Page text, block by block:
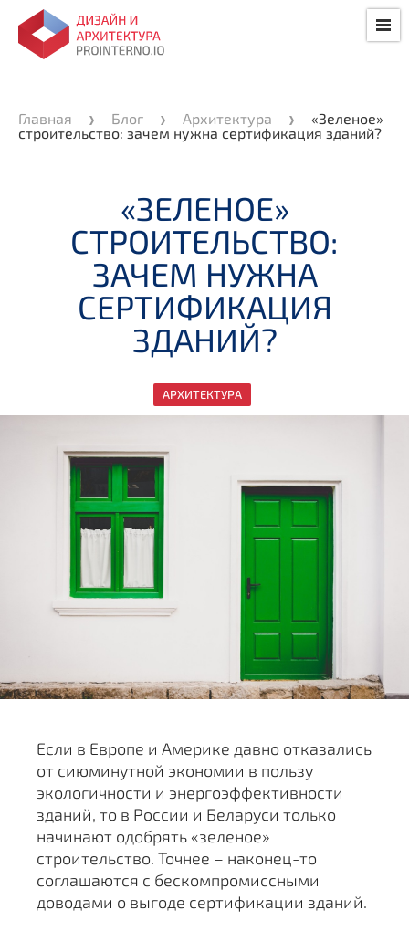
Главная Блог Архитектура
«Зеленое»
строительство: зачем нужна сертификация зданий?
«ЗЕЛЕНОЕ»
СТРОИТЕЛЬСТВО:
ЗАЧЕМ НУЖНА
СЕРТИФИКАЦИЯ
ЗДАНИЙ?
АРХИТЕКТУРА
Если в Европе и Америке давно отказались
от сиюминутной экономии в пользу
экологичности и энергоэффективности
зданий, то в России и Беларуси только
начинают одобрять «зеленое»
строительство. Точнее – наконец-то
соглашаются с бескомпромиссными
доводами о выгоде сертификации зданий.